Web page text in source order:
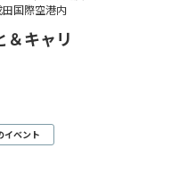
国際空港内
キャリ
イベント